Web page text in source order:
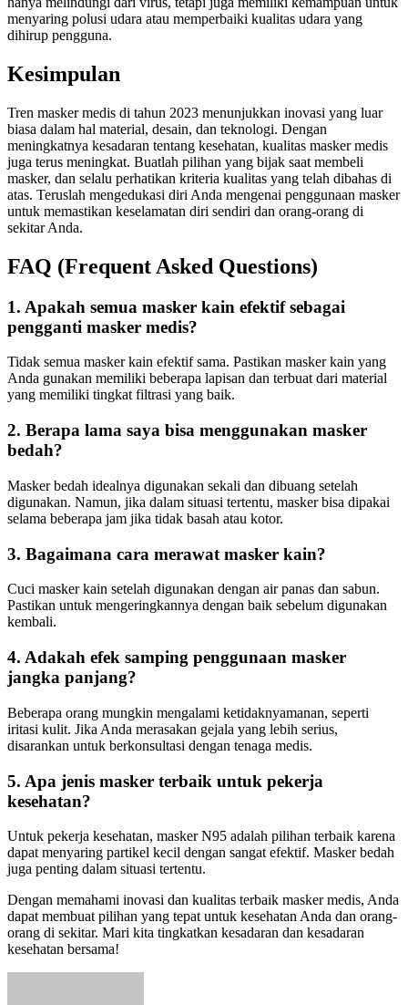
menyaring polusi udara atau memperbaiki kualitas udara yang
dihirup pengguna.
Kesimpulan
Tren masker medis di tahun 2023 menunjukkan inovasi yang luar
biasa dalam hal material, desain, dan teknologi. Dengan
meningkatnya kesadaran tentang kesehatan, kualitas masker medis
juga terus meningkat. Buatlah pilihan yang bijak saat membeli
masker, dan selalu perhatikan kriteria kualitas yang telah dibahas di
atas. Teruslah mengedukasi diri Anda mengenai penggunaan masker
untuk memastikan keselamatan diri sendiri dan orang-orang di
sekitar Anda.
FAQ (Frequent Asked Questions)
1. Apakah semua masker kain efektif sebagai
pengganti masker medis?
Tidak semua masker kain efektif sama. Pastikan masker kain yang
Anda gunakan memiliki beberapa lapisan dan terbuat dari material
yang memiliki tingkat filtrasi yang baik.
2. Berapa lama saya bisa menggunakan masker
bedah?
Masker bedah idealnya digunakan sekali dan dibuang setelah
digunakan. Namun, jika dalam situasi tertentu, masker bisa dipakai
selama beberapa jam jika tidak basah atau kotor.
3. Bagaimana cara merawat masker kain?
Cuci masker kain setelah digunakan dengan air panas dan sabun.
Pastikan untuk mengeringkannya dengan baik sebelum digunakan
kembali.
4. Adakah efek samping penggunaan masker
jangka panjang?
Beberapa orang mungkin mengalami ketidaknyamanan, seperti
iritasi kulit. Jika Anda merasakan gejala yang lebih serius,
disarankan untuk berkonsultasi dengan tenaga medis.
5. Apa jenis masker terbaik untuk pekerja
kesehatan?
Untuk pekerja kesehatan, masker N95 adalah pilihan terbaik karena
dapat menyaring partikel kecil dengan sangat efektif. Masker bedah
juga penting dalam situasi tertentu.
Dengan memahami inovasi dan kualitas terbaik masker medis, Anda
dapat membuat pilihan yang tepat untuk kesehatan Anda dan orang-
orang di sekitar. Mari kita tingkatkan kesadaran dan kesadaran
kesehatan bersama!